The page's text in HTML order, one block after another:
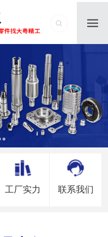
工厂实力 联系我们